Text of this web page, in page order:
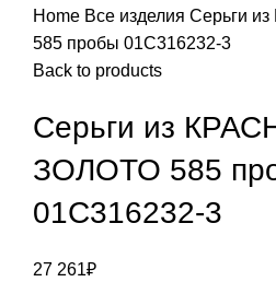
Home Все изделия Серьги
585 пробы 01С316232-3
Back to products
Серьги из
ЗОЛОТО 585
01С316232-3
27 261₽